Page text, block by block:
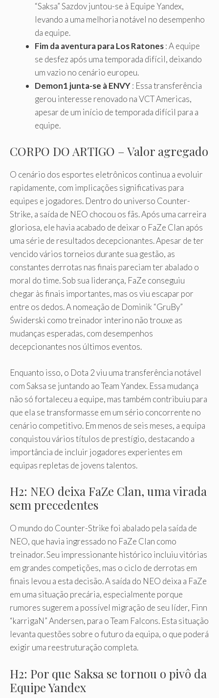
“Saksa” Sazdov juntou-se à Equipe Yandex,
levando a uma melhoria notável no desempenho
da equipe.
Fim da aventura para Los Ratones: A equipe
se desfez após uma temporada difícil, deixando
um vazio no cenário europeu.
Demon1 junta-se à ENVY: Essa transferência
gerou interesse renovado na VCT Americas,
apesar de um início de temporada difícil para a
equipe.
CORPO DO ARTIGO – Valor agregado
O cenário dos esportes eletrônicos continua a evoluir
rapidamente, com implicações significativas para
equipes e jogadores. Dentro do universo Counter-
Strike, a saída de NEO chocou os fãs. Após uma carreira
gloriosa, ele havia acabado de deixar o FaZe Clan após
uma série de resultados decepcionantes. Apesar de ter
vencido vários torneios durante sua gestão, as
constantes derrotas nas finais pareciam ter abalado o
moral do time. Sob sua liderança, FaZe conseguiu
chegar às finais importantes, mas os viu escapar por
entre os dedos. A nomeação de Dominik “GruBy”
Świderski como treinador interino não trouxe as
mudanças esperadas, com desempenhos
decepcionantes nos últimos eventos.
Enquanto isso, o Dota 2 viu uma transferência notável
com Saksa se juntando ao Team Yandex. Essa mudança
não só fortaleceu a equipe, mas também contribuiu para
que ela se transformasse em um sério concorrente no
cenário competitivo. Em menos de seis meses, a equipa
conquistou vários títulos de prestígio, destacando a
importância de incluir jogadores experientes em
equipas repletas de jovens talentos.
H2: NEO deixa FaZe Clan, uma virada
sem precedentes
O mundo do Counter-Strike foi abalado pela saída de
NEO, que havia ingressado no FaZe Clan como
treinador. Seu impressionante histórico incluiu vitórias
em grandes competições, mas o ciclo de derrotas em
finais levou a esta decisão. A saída do NEO deixa a FaZe
em uma situação precária, especialmente porque
rumores sugerem a possível migração de seu líder, Finn
“karrigaN” Andersen, para o Team Falcons. Esta situação
levanta questões sobre o futuro da equipa, o que poderá
exigir uma reestruturação completa.
H2: Por que Saksa se tornou o pivô da
Equipe Yandex